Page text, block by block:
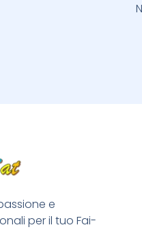
e
per il tuo Fai-